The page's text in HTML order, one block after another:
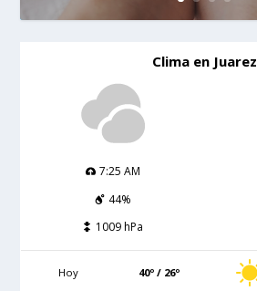
Clima en Juarez
7:25 AM
44%
1009 hPa
Hoy 40º / 26º